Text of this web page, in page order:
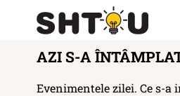
AZI S-A
Evenimentele zilei. Ce s-